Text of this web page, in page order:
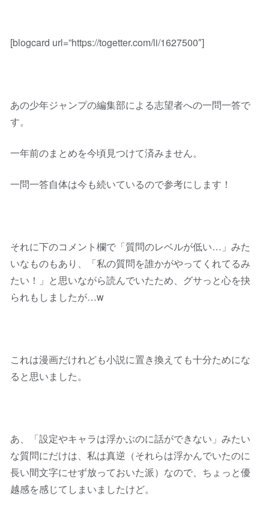
[blogcard url=”https://togetter.com/li/1627500″]
あの少年ジャンプの編集部による志望者への一問一答で
す。
一年前のまとめを今頃見つけて済みません。
一問一答自体は今も続いているので参考にします！
それに下のコメント欄で「質問のレベルが低い…」みた
いなものもあり、「私の質問を誰かがやってくれてるみ
たい！」と思いながら読んでいたため、グサっと心を抉
られもしましたが…w
これは漫画だけれども小説に置き換えても十分ためにな
ると思いました。
あ、「設定やキャラは浮かぶのに話ができない」みたい
な質問にだけは、私は真逆（それらは浮かんでいたのに
長い間文字にせず放っておいた派）なので、ちょっと優
越感を感じてしまいましたけど。